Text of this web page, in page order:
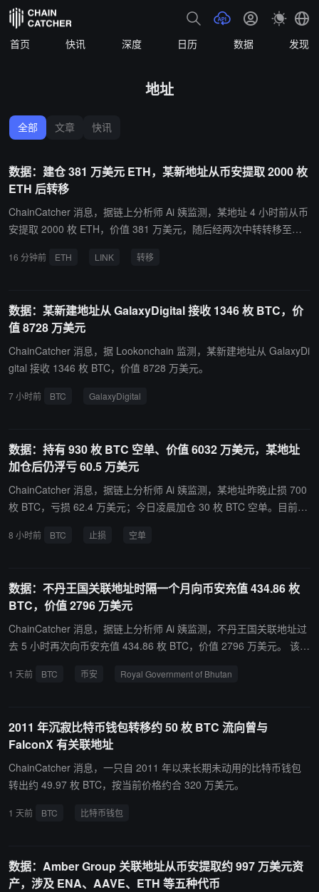
首页 快讯 深度 日历 数据 发现
地址
全部 文章 快讯
数据：建仓 381 万美元 ETH，某新地址从币安提取 2000 枚
ETH 后转移
ChainCatcher 消息，据链上分析师 Ai 姨监测，某地址 4 小时前从币
安提取 2000 枚 ETH，价值 381 万美元，随后经两次中转转移至另
LINK。
16 分钟前 ETH LINK 转移
数据：某新建地址从 GalaxyDigital 接收 1346 枚 BTC，价
值 8728 万美元
ChainCatcher 消息，据 Lookonchain 监测，某新建地址从 GalaxyDi
gital 接收 1346 枚 BTC，价值 8728 万美元。
7 小时前 BTC GalaxyDigital
数据：持有 930 枚 BTC 空单、价值 6032 万美元，某地址
加仓后仍浮亏 60.5 万美元
ChainCatcher 消息，据链上分析师 Ai 姨监测，某地址昨晚止损 700
枚 BTC，亏损 62.4 万美元；今日凌晨加仓 30 枚 BTC 空单。目前该
3 美元，清算价为 65306 美元，仍浮亏 60.5 万美元。
8 小时前 BTC 止损 空单
数据：不丹王国关联地址时隔一个月向币安充值 434.86 枚
BTC，价值 2796 万美元
ChainCatcher 消息，据链上分析师 Ai 姨监测，不丹王国关联地址过
去 5 小时再次向币安充值 434.86 枚 BTC，价值 2796 万美元。 该币
tan，曾与不丹王国有过交互。
1 天前 BTC 币安 Royal Government of Bhutan
2011 年沉寂比特币钱包转移约 50 枚 BTC 流向曾与
FalconX 有关联地址
ChainCatcher 消息，一只自 2011 年以来长期未动用的比特币钱包
转出约 49.97 枚 BTC，按当前价格约合 320 万美元。
1 天前 BTC 比特币钱包
数据：Amber Group 关联地址从币安提取约 997 万美元资
产，涉及 ENA、AAVE、ETH 等五种代币